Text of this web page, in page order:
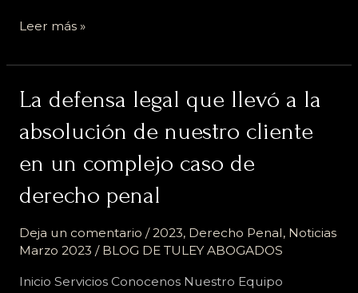
Leer más »
La defensa legal que llevó a la
absolución de nuestro cliente
en un complejo caso de
derecho penal
Deja un comentario /2023, Derecho Penal, Noticias
Marzo 2023 / BLOG DE TULEY ABOGADOS
Inicio Servicios Conocenos Nuestro Equipo
La
legal
llevó
a
absolución
de